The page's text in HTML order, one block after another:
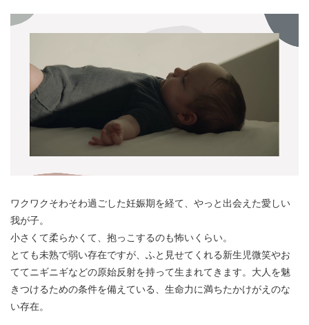
ワクワクそわそわ過ごした妊娠期を経て、やっと出会えた愛しい
我が子。
小さくて柔らかくて、抱っこするのも怖いくらい。
とても未熟で弱い存在ですが、ふと見せてくれる新生児微笑やお
ててニギニギなどの原始反射を持って生まれてきます。大人を魅
きつけるための条件を備えている、生命力に満ちたかけがえのな
い存在。